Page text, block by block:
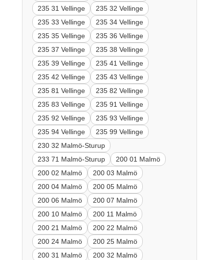
235 31 Vellinge
235 32 Vellinge
235 33 Vellinge
235 34 Vellinge
235 35 Vellinge
235 36 Vellinge
235 37 Vellinge
235 38 Vellinge
235 39 Vellinge
235 41 Vellinge
235 42 Vellinge
235 43 Vellinge
235 81 Vellinge
235 82 Vellinge
235 83 Vellinge
235 91 Vellinge
235 92 Vellinge
235 93 Vellinge
235 94 Vellinge
235 99 Vellinge
230 32 Malmö-Sturup
233 71 Malmö-Sturup
200 01 Malmö
200 02 Malmö
200 03 Malmö
200 04 Malmö
200 05 Malmö
200 06 Malmö
200 07 Malmö
200 10 Malmö
200 11 Malmö
200 21 Malmö
200 22 Malmö
200 24 Malmö
200 25 Malmö
200 31 Malmö
200 32 Malmö